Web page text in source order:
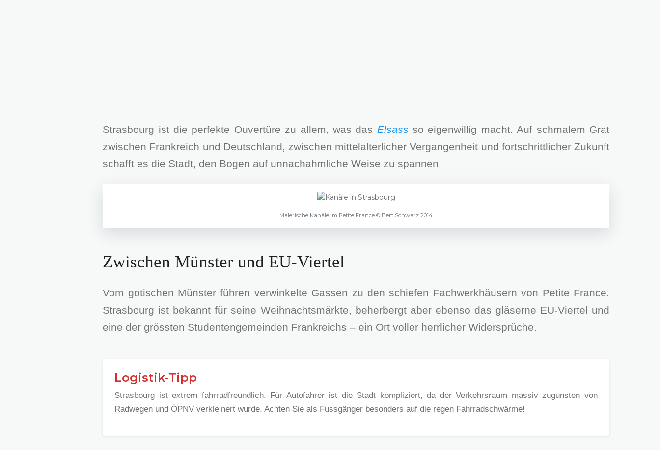
Strasbourg ist die perfekte Ouvertüre zu allem, was das Elsass so eigenwillig macht. Auf schmalem Grat
zwischen Frankreich und Deutschland, zwischen mittelalterlicher Vergangenheit und fortschrittlicher Zukunft
schafft es die Stadt, den Bogen auf unnachahmliche Weise zu spannen.
Malerische Kanäle im Petite France © Bert Schwarz 2014
Zwischen Münster und EU-Viertel
Vom gotischen Münster führen verwinkelte Gassen zu den schiefen Fachwerkhäusern von Petite France.
Strasbourg ist bekannt für seine Weihnachtsmärkte, beherbergt aber ebenso das gläserne EU-Viertel und
eine der grössten Studentengemeinden Frankreichs – ein Ort voller herrlicher Widersprüche.
Logistik-Tipp
Strasbourg ist extrem fahrradfreundlich. Für Autofahrer ist die Stadt kompliziert, da der Verkehrsraum massiv zugunsten von
Radwegen und ÖPNV verkleinert wurde. Achten Sie als Fussgänger besonders auf die regen Fahrradschwärme!